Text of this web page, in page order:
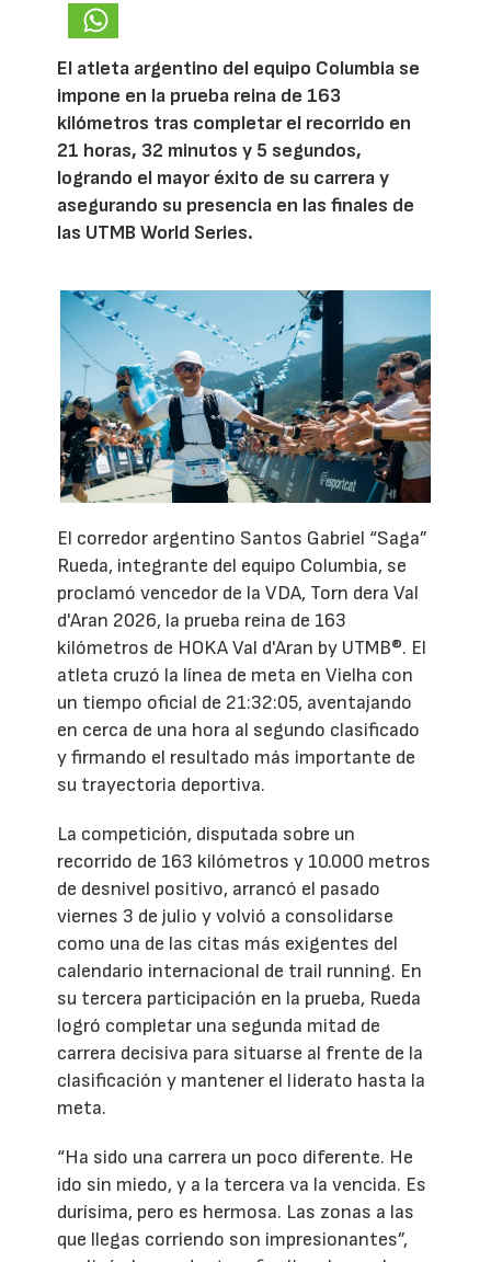
El atleta argentino del equipo Columbia se
impone en la prueba reina de 163
kilómetros tras completar el recorrido en
21 horas, 32 minutos y 5 segundos,
logrando el mayor éxito de su carrera y
asegurando su presencia en las finales de
las UTMB World Series.
El corredor argentino Santos Gabriel “Saga”
Rueda, integrante del equipo Columbia, se
proclamó vencedor de la VDA, Torn dera Val
d'Aran 2026, la prueba reina de 163
kilómetros de HOKA Val d'Aran by UTMB®. El
atleta cruzó la línea de meta en Vielha con
un tiempo oficial de 21:32:05, aventajando
en cerca de una hora al segundo clasificado
y firmando el resultado más importante de
su trayectoria deportiva.
La competición, disputada sobre un
recorrido de 163 kilómetros y 10.000 metros
de desnivel positivo, arrancó el pasado
viernes 3 de julio y volvió a consolidarse
como una de las citas más exigentes del
calendario internacional de trail running. En
su tercera participación en la prueba, Rueda
logró completar una segunda mitad de
carrera decisiva para situarse al frente de la
clasificación y mantener el liderato hasta la
meta.
“Ha sido una carrera un poco diferente. He
ido sin miedo, y a la tercera va la vencida. Es
durísima, pero es hermosa. Las zonas a las
que llegas corriendo son impresionantes”,